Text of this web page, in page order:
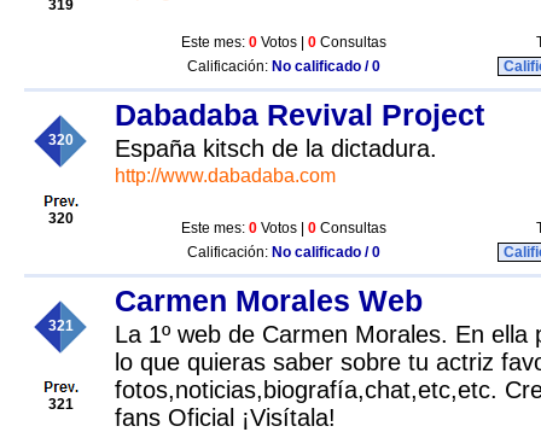
319
Este mes: 0 Votos | 0 Consultas
Calificación: No calificado / 0
320
320
Dabadaba Revival Project
España kitsch de la dictadura.
http://www.dabadaba.com
Este mes: 0 Votos | 0 Consultas
Calificación: No calificado / 0
321
321
Carmen Morales Web
La 1º web de Carmen Morales. En
lo que quieras saber sobre tu actriz
fotos,noticias,biografía,chat,etc,etc.
fans Oficial ¡Visítala!